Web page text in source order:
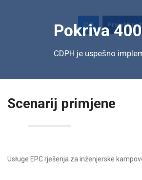
Pokriva
CDPH je uspešno
SVE Projekti
Scenarij primjene
Usługe EPC rješenja za inženjerske